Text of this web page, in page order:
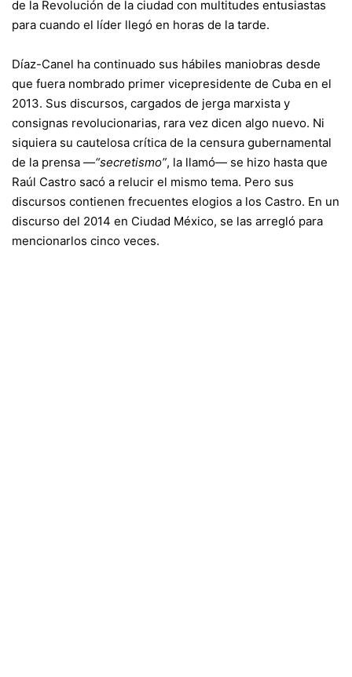
de la Revolución de la ciudad con multitudes entusiastas
para cuando el líder llegó en horas de la tarde.
Díaz-Canel ha continuado sus hábiles maniobras desde
que fuera nombrado primer vicepresidente de Cuba en el
2013. Sus discursos, cargados de jerga marxista y
consignas revolucionarias, rara vez dicen algo nuevo. Ni
siquiera su cautelosa crítica de la censura gubernamental
de la prensa —“secretismo”, la llamó— se hizo hasta que
Raúl Castro sacó a relucir el mismo tema. Pero sus
discursos contienen frecuentes elogios a los Castro. En un
discurso del 2014 en Ciudad México, se las arregló para
mencionarlos cinco veces.